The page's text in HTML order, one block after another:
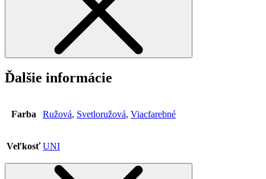
Ďalšie informácie
Farba Ružová, Svetloružová, Viacfarebné
Veľkosť UNI